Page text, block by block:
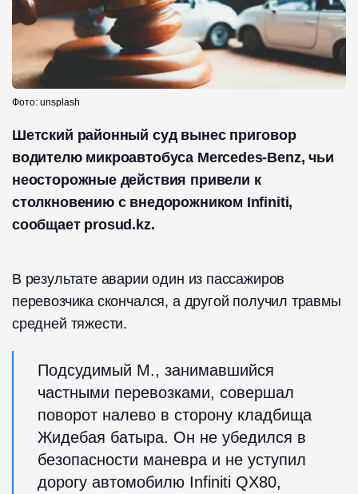
Фото: unsplash
Шетский районный суд вынес приговор
водителю микроавтобуса Mercedes-Benz, чьи
неосторожные действия привели к
столкновению с внедорожником Infiniti,
сообщает prosud.kz.
В результате аварии один из пассажиров
перевозчика скончался, а другой получил травмы
средней тяжести.
Подсудимый М., занимавшийся
частными перевозками, совершал
поворот налево в сторону кладбища
Жидебая батыра. Он не убедился в
безопасности маневра и не уступил
дорогу автомобилю Infiniti QX80,